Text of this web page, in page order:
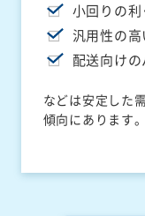
小回りの
汎用性の高
配送向け
などは安定した
傾向にあります。